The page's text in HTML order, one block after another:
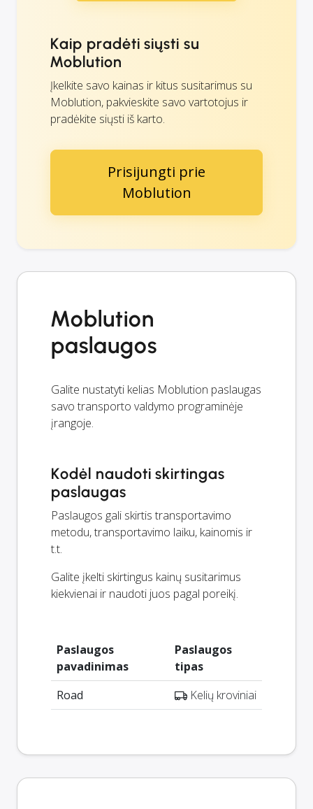
Kaip pradėti siųsti su
Moblution
Įkelkite savo kainas ir kitus susitarimus su
Moblution, pakvieskite savo vartotojus ir
pradėkite siųsti iš karto.
Prisijungti prie
Moblution
Moblution
paslaugos
Galite nustatyti kelias Moblution paslaugas
savo transporto valdymo programinėje
įrangoje.
Kodėl naudoti skirtingas
paslaugas
Paslaugos gali skirtis transportavimo
metodu, transportavimo laiku, kainomis ir
t.t.
Galite įkelti skirtingus kainų susitarimus
kiekvienai ir naudoti juos pagal poreikį.
Paslaugos
pavadinimas
Paslaugos
tipas
Road
Kelių kroviniai